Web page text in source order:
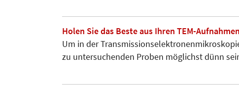
Holen Sie das Beste aus Ihren TEM-
Um in der
zu untersuchenden Proben möglichst dünn